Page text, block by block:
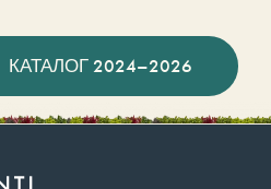
КАТАЛОГ 2024–2026